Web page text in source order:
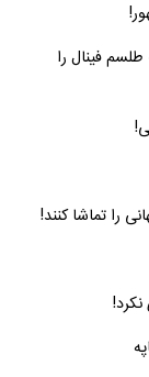
نارنجی» طلسم فینال را
را تماشا کنند!